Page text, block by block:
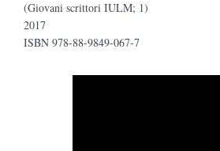
(Giovani scrittori IULM; 1)
2017
ISBN 978-88-9849-067-7